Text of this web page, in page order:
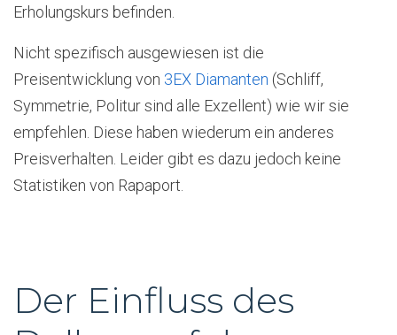
Erholungskurs befinden.
Nicht spezifisch ausgewiesen ist die
Preisentwicklung von 3EX Diamanten (Schliff,
Symmetrie, Politur sind alle Exzellent) wie wir sie
empfehlen. Diese haben wiederum ein anderes
Preisverhalten. Leider gibt es dazu jedoch keine
Statistiken von Rapaport.
Der Einfluss des